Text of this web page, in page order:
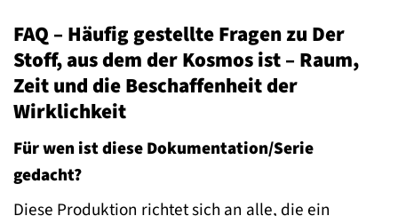
FAQ – Häufig gestellte Fragen zu Der
Stoff, aus dem der Kosmos ist – Raum,
Zeit und die Beschaffenheit der
Wirklichkeit
Für wen ist diese Dokumentation/Serie
gedacht?
Diese Produktion richtet sich an alle, die ein